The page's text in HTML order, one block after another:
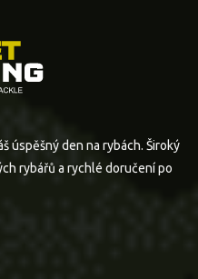
úspěšný den na rybách. Široký
rybářů a rychlé doručení po